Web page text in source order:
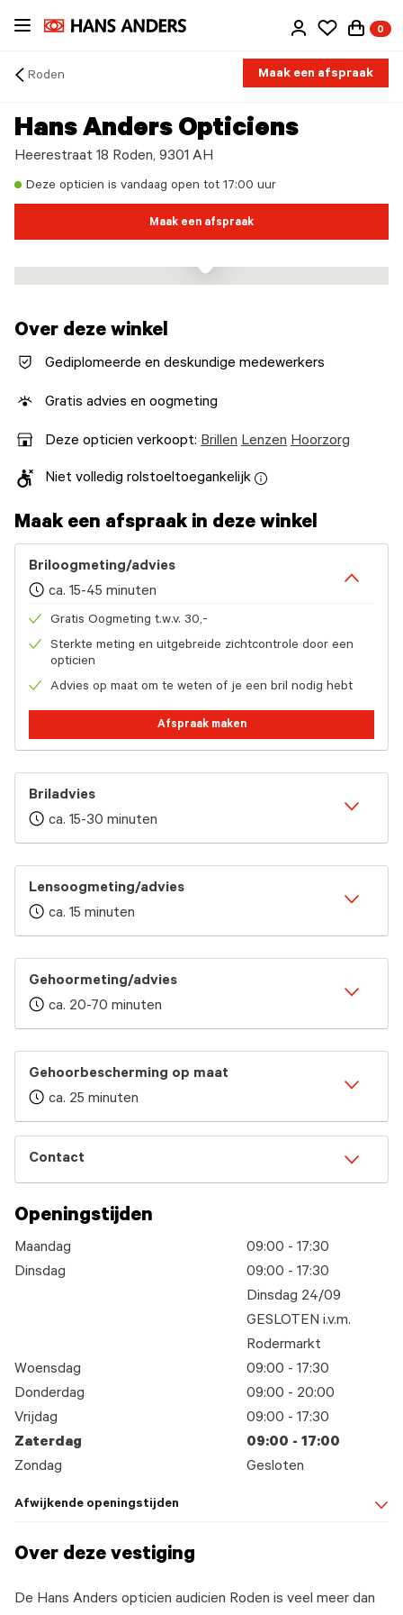
Ga
de
0
Roden Maak een afspraak
Hans Anders Opticiens
Heerestraat 18 Roden, 9301 AH
Deze opticien is vandaag open tot 17:00 uur
Maak een afspraak
Over deze winkel
Gediplomeerde en deskundige medewerkers
Gratis advies en oogmeting
Deze opticien verkoopt: Brillen Lenzen Hoorzorg
Niet volledig rolstoeltoegankelijk
Maak een afspraak in deze winkel
Briloogmeting/advies
ca. 15-45 minuten
Gratis Oogmeting t.w.v. 30,-
Sterkte meting en uitgebreide zichtcontrole door een
opticien
Advies op maat om te weten of je een bril nodig hebt
Afspraak maken
Briladvies
ca. 15-30 minuten
Lensoogmeting/advies
ca. 15 minuten
Gehoormeting/advies
ca. 20-70 minuten
Gehoorbescherming op maat
ca. 25 minuten
Contact
Openingstijden
Maandag
09:00 - 17:30
Dinsdag
09:00 - 17:30
Dinsdag 24/09
GESLOTEN i.v.m.
Rodermarkt
Woensdag
09:00 - 17:30
Donderdag
09:00 - 20:00
Vrijdag
09:00 - 17:30
Zaterdag
09:00 - 17:00
Zondag
Gesloten
Afwijkende openingstijden
Over deze vestiging
De Hans Anders opticien audicien Roden is veel meer dan